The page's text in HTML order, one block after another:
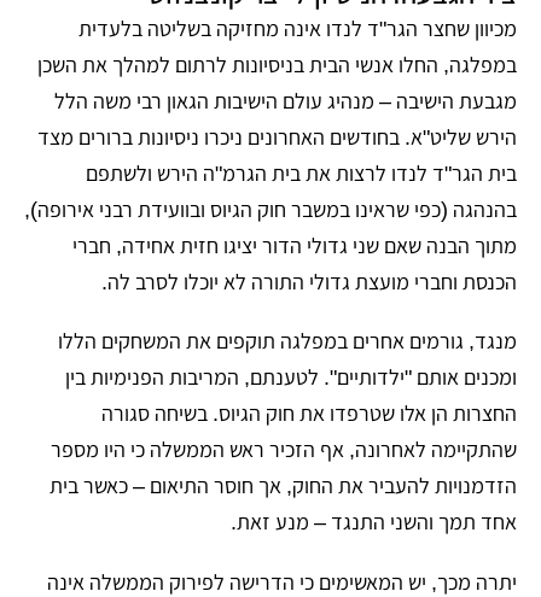
מכיוון שחצר הגר"ד לנדו אינה מחזיקה בשליטה בלעדית
במפלגה, החלו אנשי הבית בניסיונות לרתום למהלך את השכן
מגבעת הישיבה – מנהיג עולם הישיבות הגאון רבי משה הלל
הירש שליט"א. בחודשים האחרונים ניכרו ניסיונות ברורים מצד
בית הגר"ד לנדו לרצות את בית הגרמ"ה הירש ולשתפם
בהנהגה (כפי שראינו במשבר חוק הגיוס ובוועידת רבני אירופה),
מתוך הבנה שאם שני גדולי הדור יציגו חזית אחידה, חברי
הכנסת וחברי מועצת גדולי התורה לא יוכלו לסרב לה.
מנגד, גורמים אחרים במפלגה תוקפים את המשחקים הללו
ומכנים אותם "ילדותיים". לטענתם, המריבות הפנימיות בין
החצרות הן אלו שטרפדו את חוק הגיוס. בשיחה סגורה
שהתקיימה לאחרונה, אף הזכיר ראש הממשלה כי היו מספר
הזדמנויות להעביר את החוק, אך חוסר התיאום – כאשר בית
אחד תמך והשני התנגד – מנע זאת.
יתרה מכך, יש המאשימים כי הדרישה לפירוק הממשלה אינה